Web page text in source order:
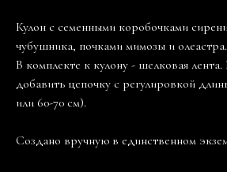
Кулон с семенными коробочками
чубушника, почками мимозы и олеастра.
В комплекте к кулону - шелковая
добавить цепочку с регулировкой
или 60-70 см).
Создано вручную в единственном